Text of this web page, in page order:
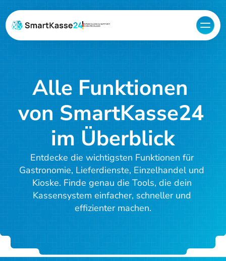
ENTWICKLUNG & SUPPORT
IN DEUTSCHLAND
Alle Funktionen
von SmartKasse24
im Überblick
Entdecke die wichtigsten Funktionen für
Gastronomie, Lieferdienste, Einzelhandel und
Kioske. Finde genau die Tools, die dein
Kassensystem einfacher, schneller und
effizienter machen.